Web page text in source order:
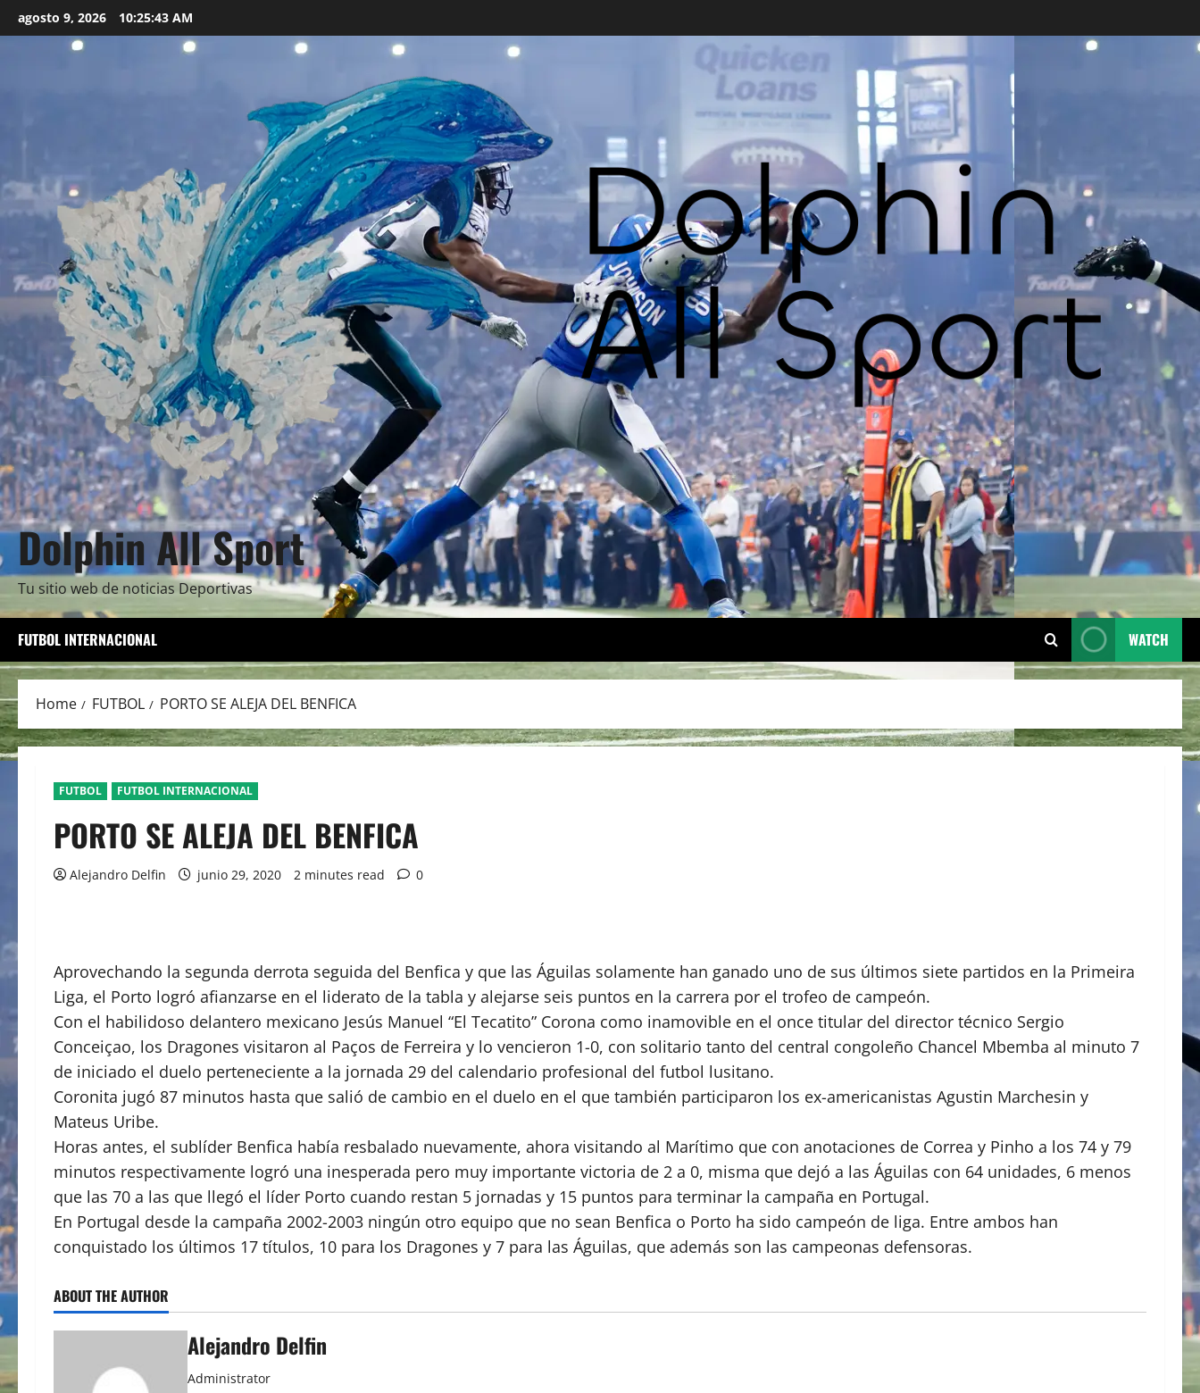
to
agosto 9, 2026 10:25:45 AM
Dolphin All Sport
Tu sitio web de noticias Deportivas
FUTBOL INTERNACIONAL WATCH
Home FUTBOL PORTO SE ALEJA DEL BENFICA
FUTBOL FUTBOL INTERNACIONAL
PORTO SE ALEJA DEL BENFICA
Alejandro Delfin junio 29, 2020 2 minutes read 0
Aprovechando la segunda derrota seguida del Benfica y que las Águilas solamente han ganado uno de sus últimos siete partidos en la Primeira
Liga, el Porto logró afianzarse en el liderato de la tabla y alejarse seis puntos en la carrera por el trofeo de campeón.
Con el habilidoso delantero mexicano Jesús Manuel “El Tecatito” Corona como inamovible en el once titular del director técnico Sergio
Conceiçao, los Dragones visitaron al Paços de Ferreira y lo vencieron 1-0, con solitario tanto del central congoleño Chancel Mbemba al minuto 7
de iniciado el duelo perteneciente a la jornada 29 del calendario profesional del futbol lusitano.
Coronita jugó 87 minutos hasta que salió de cambio en el duelo en el que también participaron los ex-americanistas Agustin Marchesin y
Mateus Uribe.
Horas antes, el sublíder Benfica había resbalado nuevamente, ahora visitando al Marítimo que con anotaciones de Correa y Pinho a los 74 y 79
minutos respectivamente logró una inesperada pero muy importante victoria de 2 a 0, misma que dejó a las Águilas con 64 unidades, 6 menos
que las 70 a las que llegó el líder Porto cuando restan 5 jornadas y 15 puntos para terminar la campaña en Portugal.
En Portugal desde la campaña 2002-2003 ningún otro equipo que no sean Benfica o Porto ha sido campeón de liga. Entre ambos han
conquistado los últimos 17 títulos, 10 para los Dragones y 7 para las Águilas, que además son las campeonas defensoras.
ABOUT THE AUTHOR
Alejandro Delfin
Administrator